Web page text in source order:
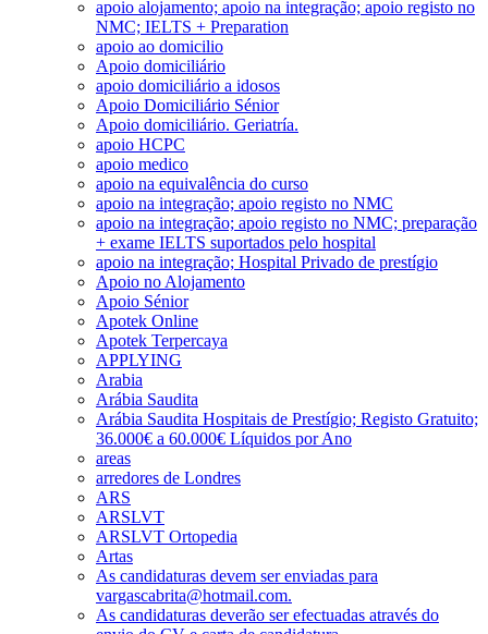
apoio alojamento; apoio na integração; apoio registo no
NMC; IELTS + Preparation
apoio ao domicilio
Apoio domiciliário
apoio domiciliário a idosos
Apoio Domiciliário Sénior
Apoio domiciliário. Geriatría.
apoio HCPC
apoio medico
apoio na equivalência do curso
apoio na integração; apoio registo no NMC
apoio na integração; apoio registo no NMC; preparação
+ exame IELTS suportados pelo hospital
apoio na integração; Hospital Privado de prestígio
Apoio no Alojamento
Apoio Sénior
Apotek Online
Apotek Terpercaya
APPLYING
Arabia
Arábia Saudita
Arábia Saudita Hospitais de Prestígio; Registo Gratuito;
36.000€ a 60.000€ Líquidos por Ano
areas
arredores de Londres
ARS
ARSLVT
ARSLVT Ortopedia
Artas
As candidaturas devem ser enviadas para
vargascabrita@hotmail.com.
As candidaturas deverão ser efectuadas através do